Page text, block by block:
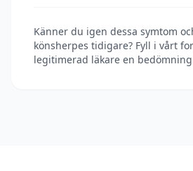
Känner du igen dessa symtom
könsherpes tidigare? Fyll i vårt
legitimerad läkare en